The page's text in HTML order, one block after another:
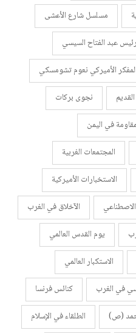
مسلسل شارع الأعشى
عبد الفتاح السيسي
المفكر الأميركي نعوم تشومسكي
نجوى بركات
في اليمن
المجتمعات الغربية
الاستخبارات الأميركية
الاصطناعي
الآخلاق في الغرب
يوم القدس العالمي
الاستكبار العالمي
في الغرب
كنائس فرنسا
(ص)
الطلقاء في الإسلام